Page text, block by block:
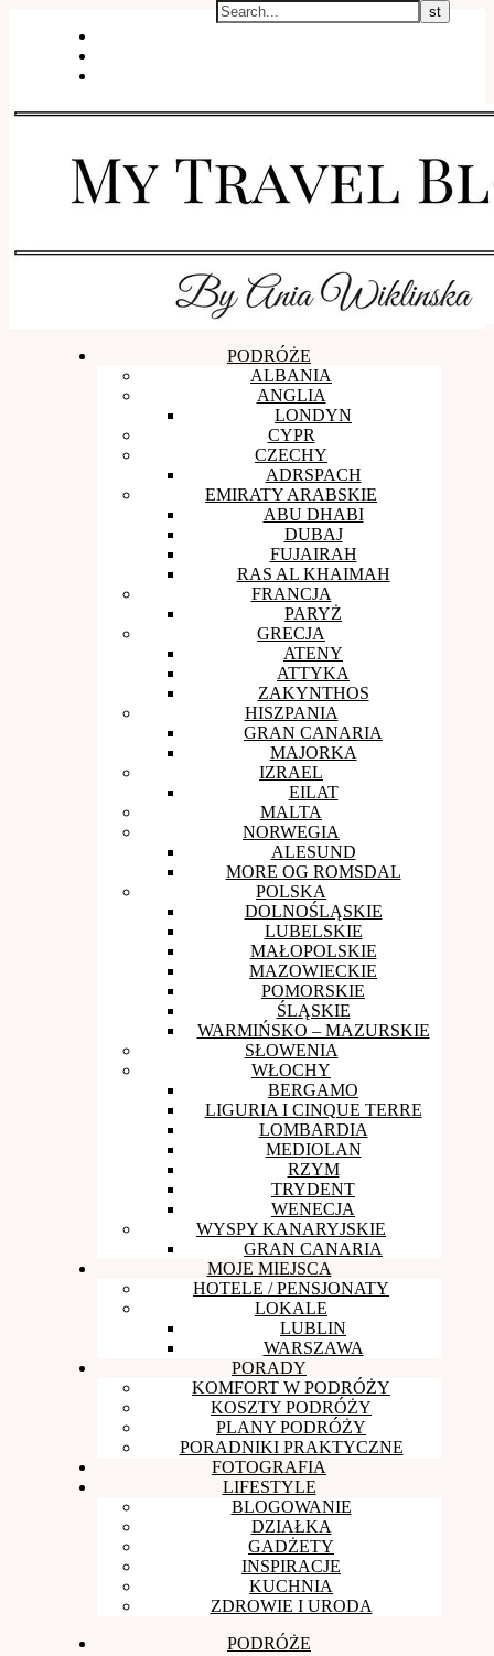
PODRÓŻE
ALBANIA
ANGLIA
LONDYN
CYPR
CZECHY
ADRSPACH
EMIRATY ARABSKIE
ABU DHABI
DUBAJ
FUJAIRAH
RAS AL KHAIMAH
FRANCJA
PARYŻ
GRECJA
ATENY
ATTYKA
ZAKYNTHOS
HISZPANIA
GRAN CANARIA
MAJORKA
IZRAEL
EILAT
MALTA
NORWEGIA
ALESUND
MORE OG ROMSDAL
POLSKA
DOLNOŚLĄSKIE
LUBELSKIE
MAŁOPOLSKIE
MAZOWIECKIE
POMORSKIE
ŚLĄSKIE
WARMIŃSKO – MAZURSKIE
SŁOWENIA
WŁOCHY
BERGAMO
LIGURIA I CINQUE TERRE
LOMBARDIA
MEDIOLAN
RZYM
TRYDENT
WENECJA
WYSPY KANARYJSKIE
GRAN CANARIA
MOJE MIEJSCA
HOTELE / PENSJONATY
LOKALE
LUBLIN
WARSZAWA
PORADY
KOMFORT W PODRÓŻY
KOSZTY PODRÓŻY
PLANY PODRÓŻY
PORADNIKI PRAKTYCZNE
FOTOGRAFIA
LIFESTYLE
BLOGOWANIE
DZIAŁKA
GADŻETY
INSPIRACJE
KUCHNIA
ZDROWIE I URODA
PODRÓŻE